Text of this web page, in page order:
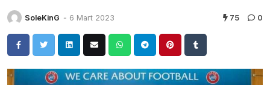
SoleKinG - 6 Mart 2023 75 0